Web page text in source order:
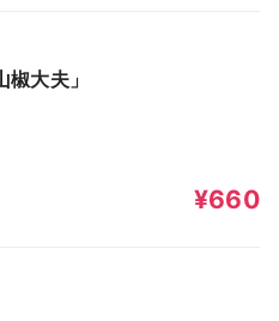
大夫」
¥660